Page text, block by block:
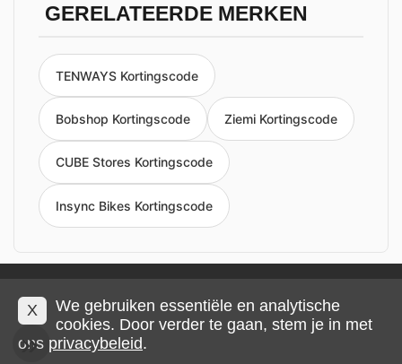
GERELATEERDE MERKEN
TENWAYS Kortingscode
Bobshop Kortingscode Ziemi Kortingscode
CUBE Stores Kortingscode
Insync Bikes Kortingscode
Privacy en cookies Impressum Algemene voorwaarden
© 2026 IMP Multimedia GmbH
X
We gebruiken essentiële en analytische
cookies. Door verder te gaan, stem je in met
ons privacybeleid.